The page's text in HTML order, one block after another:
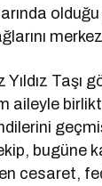
Taşı
aileyle
bugüne
cesaret,